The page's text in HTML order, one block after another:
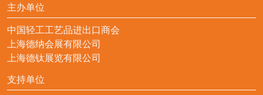
主办单位
中国轻工工艺品进出口商会
上海德纳会展有限公司
上海德钛展览有限公司
支持单位